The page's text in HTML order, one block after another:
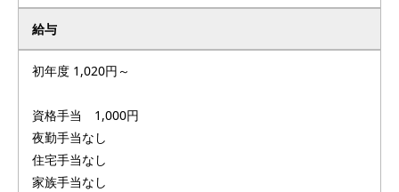
給与
初年度 1,020円～
資格手当 1,000円
夜勤手当なし
住宅手当なし
家族手当なし